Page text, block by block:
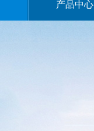
产品中心